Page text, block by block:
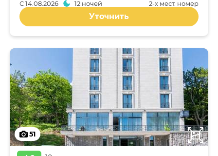
2-x мест. номер
С14.08.2026 12 ночей
Уточнить
51